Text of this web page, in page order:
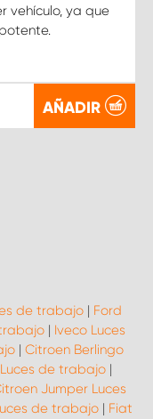
vehículo, ya que
AÑADIR
de trabajo | Ford
| Iveco Luces
| Citroen Berlingo
de trabajo |
Jumper Luces
de trabajo| Fiat